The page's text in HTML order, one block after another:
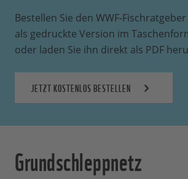
Bestellen Sie den WWF-
als gedruckte Version im
oder laden Sie ihn direkt als PDF
JETZT KOSTENLOS BESTELLEN
Grundschleppnetz